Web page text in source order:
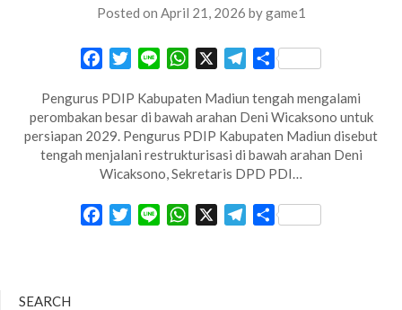
Posted on April 21, 2026 bygame1
FacebookTwitterLine WhatsApp Telegram
Share
Pengurus PDIP Kabupaten Madiun tengah mengalami
perombakan besar di bawah arahan Deni Wicaksono untuk
persiapan 2029. Pengurus PDIP Kabupaten Madiun disebut
tengah menjalani restrukturisasi di bawah arahan Deni
Wicaksono, Sekretaris DPD PDI…
FacebookTwitterLine WhatsApp Telegram
Share
SEARCH